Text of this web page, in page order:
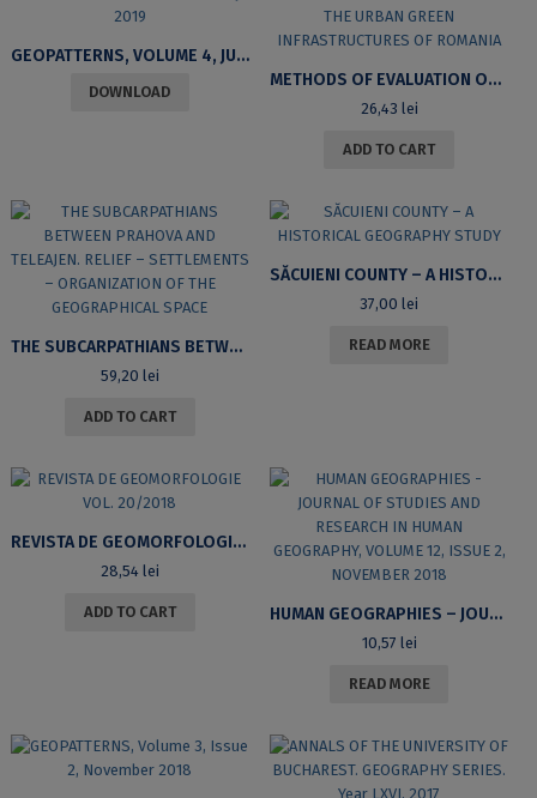
GEOPATTERNS, VOLUME 4, JULY 2019
DOWNLOAD
METHODS OF EVALUATION OF THE URBAN GREEN INFRASTRUCTURES OF ROMANIA
26,43 lei
ADD TO CART
THE SUBCARPATHIANS BETWEEN PRAHOVA AND TELEAJEN. RELIEF – SETTLEMENTS – ORGANIZATION OF THE GEOGRAPHICAL SPACE
59,20 lei
ADD TO CART
SĂCUIENI COUNTY – A HISTORICAL GEOGRAPHY STUDY
37,00lei
READ MORE
REVISTA DE GEOMORFOLOGIE VOL. 20/2018
28,54 lei
ADD TO CART HUMAN GEOGRAPHIES – JOURNAL OF STUDIES AND RESEARCH IN HUMAN GEOGRAPHY, VOLUME 12, ISSUE 2, NOVEMBER 2018
10,57 lei
READ MORE